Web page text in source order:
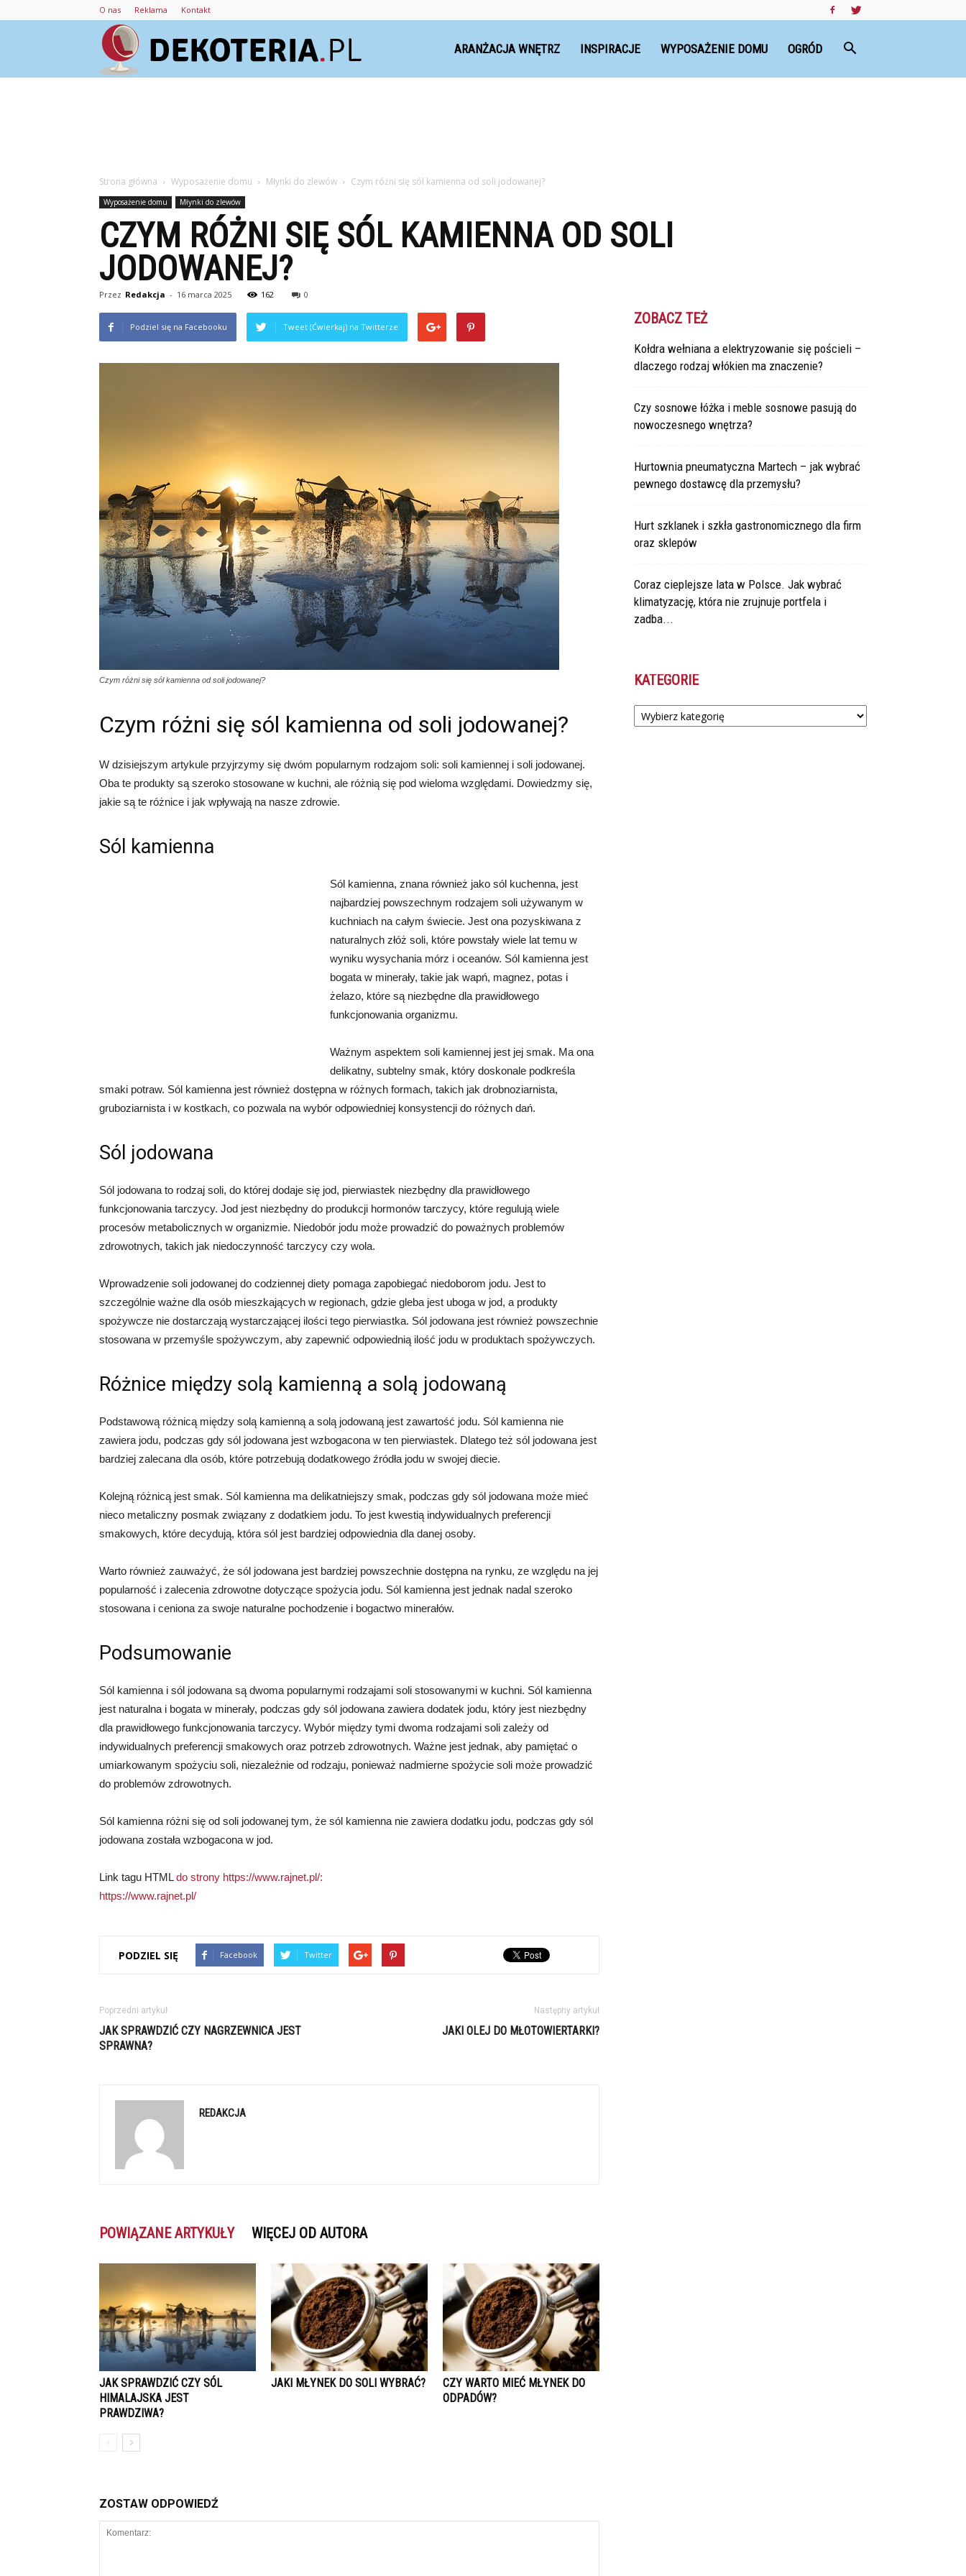
O nas Reklama Kontakt
ARANŻACJA WNĘTRZ INSPIRACJE WYPOSAŻENIE DOMU OGRÓD
Strona główna Wyposażenie domu Młynki do zlewów Czym różni się sól kamienna od soli jodowanej?
Wyposażenie domu Młynki do zlewów
CZYM RÓŻNI SIĘ SÓL KAMIENNA OD SOLI
JODOWANEJ?
Przez Redakcja - 16 marca 2025 162 0
Podziel się na Facebooku Tweet (Ćwierkaj) na Twitterze
Czym różni się sól kamienna od soli jodowanej?
Czym różni się sól kamienna od soli jodowanej?
W dzisiejszym artykule przyjrzymy się dwóm popularnym rodzajom soli: soli kamiennej i soli jodowanej.
Oba te produkty są szeroko stosowane w kuchni, ale różnią się pod wieloma względami. Dowiedzmy się,
jakie są te różnice i jak wpływają na nasze zdrowie.
Sól kamienna
Sól kamienna, znana również jako sól kuchenna, jest
najbardziej powszechnym rodzajem soli używanym w
kuchniach na całym świecie. Jest ona pozyskiwana z
naturalnych złóż soli, które powstały wiele lat temu w
wyniku wysychania mórz i oceanów. Sól kamienna jest
bogata w minerały, takie jak wapń, magnez, potas i
żelazo, które są niezbędne dla prawidłowego
funkcjonowania organizmu.
Ważnym aspektem soli kamiennej jest jej smak. Ma ona
delikatny, subtelny smak, który doskonale podkreśla
smaki potraw. Sól kamienna jest również dostępna w różnych formach, takich jak drobnoziarnista,
gruboziarnista i w kostkach, co pozwala na wybór odpowiedniej konsystencji do różnych dań.
Sól jodowana
Sól jodowana to rodzaj soli, do której dodaje się jod, pierwiastek niezbędny dla prawidłowego
funkcjonowania tarczycy. Jod jest niezbędny do produkcji hormonów tarczycy, które regulują wiele
procesów metabolicznych w organizmie. Niedobór jodu może prowadzić do poważnych problemów
zdrowotnych, takich jak niedoczynność tarczycy czy wola.
Wprowadzenie soli jodowanej do codziennej diety pomaga zapobiegać niedoborom jodu. Jest to
szczególnie ważne dla osób mieszkających w regionach, gdzie gleba jest uboga w jod, a produkty
spożywcze nie dostarczają wystarczającej ilości tego pierwiastka. Sól jodowana jest również powszechnie
stosowana w przemyśle spożywczym, aby zapewnić odpowiednią ilość jodu w produktach spożywczych.
Różnice między solą kamienną a solą jodowaną
Podstawową różnicą między solą kamienną a solą jodowaną jest zawartość jodu. Sól kamienna nie
zawiera jodu, podczas gdy sól jodowana jest wzbogacona w ten pierwiastek. Dlatego też sól jodowana jest
bardziej zalecana dla osób, które potrzebują dodatkowego źródła jodu w swojej diecie.
Kolejną różnicą jest smak. Sól kamienna ma delikatniejszy smak, podczas gdy sól jodowana może mieć
nieco metaliczny posmak związany z dodatkiem jodu. To jest kwestią indywidualnych preferencji
smakowych, które decydują, która sól jest bardziej odpowiednia dla danej osoby.
Warto również zauważyć, że sól jodowana jest bardziej powszechnie dostępna na rynku, ze względu na jej
popularność i zalecenia zdrowotne dotyczące spożycia jodu. Sól kamienna jest jednak nadal szeroko
stosowana i ceniona za swoje naturalne pochodzenie i bogactwo minerałów.
Podsumowanie
Sól kamienna i sól jodowana są dwoma popularnymi rodzajami soli stosowanymi w kuchni. Sól kamienna
jest naturalna i bogata w minerały, podczas gdy sól jodowana zawiera dodatek jodu, który jest niezbędny
dla prawidłowego funkcjonowania tarczycy. Wybór między tymi dwoma rodzajami soli zależy od
indywidualnych preferencji smakowych oraz potrzeb zdrowotnych. Ważne jest jednak, aby pamiętać o
umiarkowanym spożyciu soli, niezależnie od rodzaju, ponieważ nadmierne spożycie soli może prowadzić
do problemów zdrowotnych.
Sól kamienna różni się od soli jodowanej tym, że sól kamienna nie zawiera dodatku jodu, podczas gdy sól
jodowana została wzbogacona w jod.
Link tagu HTMLdo strony https://www.rajnet.pl/:
https://www.rajnet.pl/
PODZIEL SIĘ Facebook Twitter
Poprzedni artykuł
JAK SPRAWDZIĆ CZY NAGRZEWNICA JEST
SPRAWNA?
Następny artykuł
JAKI OLEJ DO MŁOTOWIERTARKI?
REDAKCJA
POWIĄZANE ARTYKUŁY WIĘCEJ OD AUTORA
JAK SPRAWDZIĆ CZY SÓL
HIMALAJSKA JEST
PRAWDZIWA?
JAKI MŁYNEK DO SOLI WYBRAĆ?
CZY WARTO MIEĆ MŁYNEK DO
ODPADÓW?
ZOSTAW ODPOWIEDŹ
ZOBACZ TEŻ
Kołdra wełniana a elektryzowanie się pościeli –
dlaczego rodzaj włókien ma znaczenie?
Czy sosnowe łóżka i meble sosnowe pasują do
nowoczesnego wnętrza?
Hurtownia pneumatyczna Martech – jak wybrać
pewnego dostawcę dla przemysłu?
Hurt szklanek i szkła gastronomicznego dla firm
oraz sklepów
Coraz cieplejsze lata w Polsce. Jak wybrać
klimatyzację, która nie zrujnuje portfela i
zadba...
KATEGORIE
Kategorie